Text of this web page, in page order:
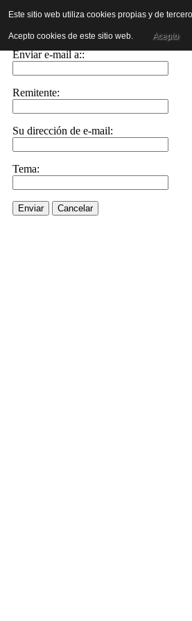
Enviar este enlace a un amigo por e-mail
Enviar e-mail a::
Remitente:
Su dirección de e-mail:
Tema:
Enviar Cancelar
Este sitio web utiliza cookies propias y de
Acepto cookies de este sitio web. Acepto